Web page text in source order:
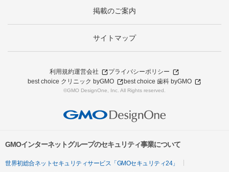
掲載のご案内
サイトマップ
利用規約運営会社
プライバシーポリシー
best choice クリニック byGMO
best choice 歯科 byGMO
©GMO DesignOne, Inc. All Rights reserved.
GMOインターネットグループのセキュリティ事業について
世界初総合ネットセキュリティサービス「GMOセキュリティ24」